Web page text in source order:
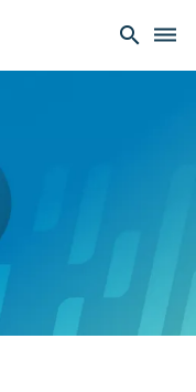
search dehaze